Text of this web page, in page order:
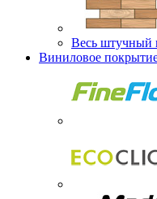
Весь штучный
Виниловое